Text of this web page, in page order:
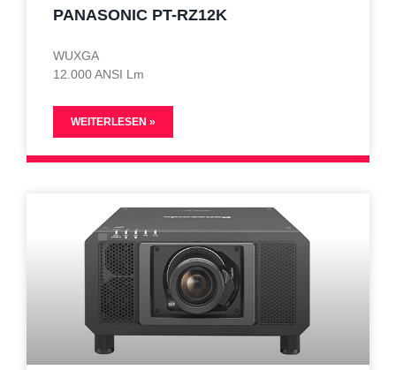
PANASONIC PT-RZ12K
WUXGA
12.000 ANSI Lm
WEITERLESEN »